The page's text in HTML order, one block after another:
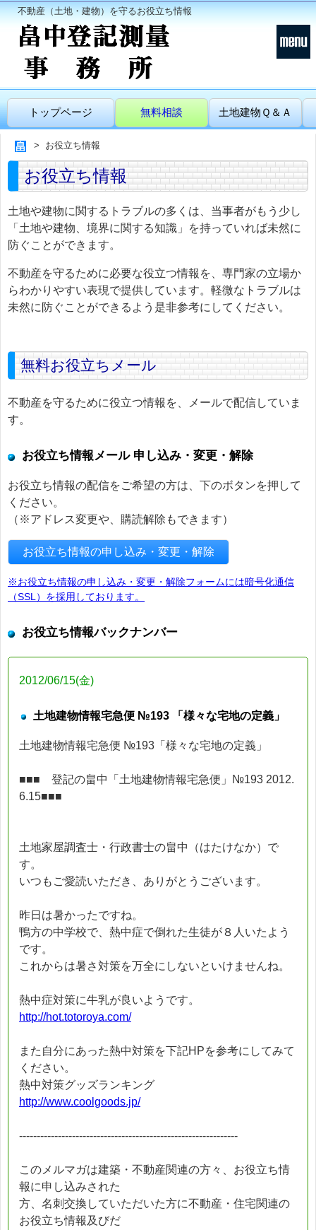
不動産（土地・建物）を守るお役立ち情報
トップページ 無料相談 土地建物Ｑ＆Ａ
お役立ち情報
お役立ち情報
土地や建物に関するトラブルの多くは、当事者がもう少し
「土地や建物、境界に関する知識」を持っていれば未然に
防ぐことができます。
不動産を守るために必要な役立つ情報を、専門家の立場か
らわかりやすい表現で提供しています。軽微なトラブルは
未然に防ぐことができるよう是非参考にしてください。
無料お役立ちメール
不動産を守るために役立つ情報を、メールで配信していま
す。
お役立ち情報メール 申し込み・変更・解除
お役立ち情報の配信をご希望の方は、下のボタンを押して
ください。
（※アドレス変更や、購読解除もできます）
お役立ち情報の申し込み・変更・解除
※お役立ち情報の申し込み・変更・解除フォームには暗号化通信
（SSL）を採用しております。
お役立ち情報バックナンバー
2012/06/15(金)
土地建物情報宅急便 №193 「様々な宅地の定義」
土地建物情報宅急便 №193「様々な宅地の定義」
■■■ 登記の畠中「土地建物情報宅急便」№193 2012.
6.15■■■
土地家屋調査士・行政書士の畠中（はたけなか）で
す。
いつもご愛読いただき、ありがとうございます。
昨日は暑かったですね。
鴨方の中学校で、熱中症で倒れた生徒が８人いたよう
です。
これからは暑さ対策を万全にしないといけませんね。
熱中症対策に牛乳が良いようです。
http://hot.totoroya.com/
また自分にあった熱中対策を下記HPを参考にしてみて
ください。
熱中対策グッズランキング
http://www.coolgoods.jp/
--------------------------------------------------------------
このメルマガは建築・不動産関連の方々、お役立ち情
報に申し込みされた
方、名刺交換していただいた方に不動産・住宅関連の
お役立ち情報及びだ